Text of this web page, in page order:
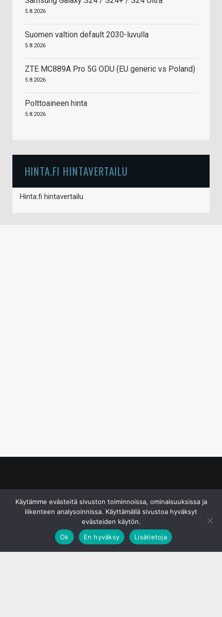
5.8.2026
Suomen valtion default 2030-luvulla
5.8.2026
ZTE MC889A Pro 5G ODU (EU generic vs Poland)
5.8.2026
Polttoaineen hinta
5.8.2026
HINTA.FI HINTAVERTAILU
Hinta.fi hintavertailu
Käytämme evästeitä sivuston toiminnoissa, ominaisuuksissa ja
liikenteen analysoinnissa. Käyttämällä sivustoa hyväksyt
evästeiden käytön.
Ok
En hyväksy Lisätietoja